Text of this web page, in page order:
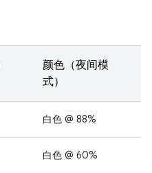
颜色（夜间模
式）
白色 @ 88%
白色 @ 60%